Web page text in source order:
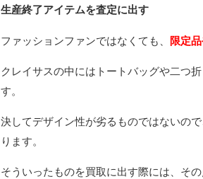
生産終了アイテムを査定に出す
ファッションファンではなくても、 限定
クレイサスの中にはトートバッグや二つ
す。
決してデザイン性が劣るものではないの
ります。
そういったものを買取に出す際には、そ